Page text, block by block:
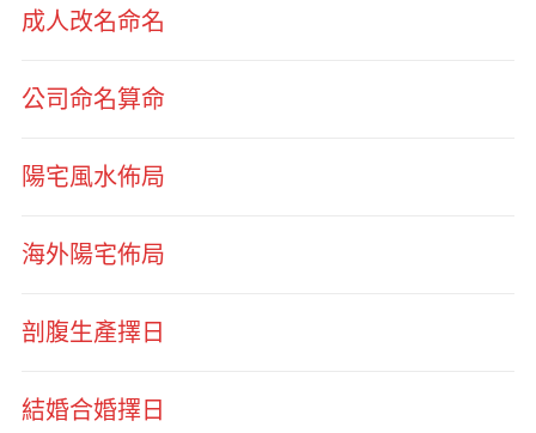
成人改名命名
公司命名算命
陽宅風水佈局
海外陽宅佈局
剖腹生產擇日
結婚合婚擇日